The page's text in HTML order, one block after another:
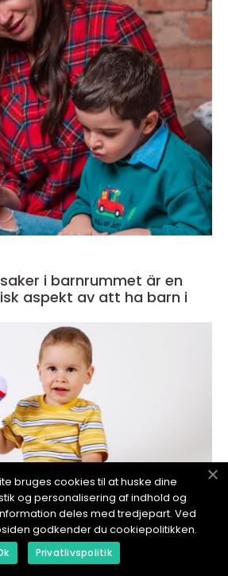
i barnrummet är en
aspekt av att ha barn i
bruges cookies til at huske dine
og personalisering af indhold og
deles med tredjepart. Ved
godkender du cookiepolitikken.
Privatlivspolitik